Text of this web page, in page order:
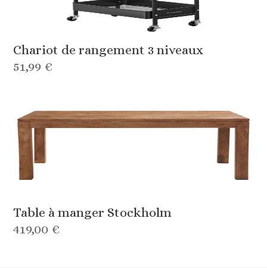
Chariot de rangement 3 niveaux
51,99 €
Table à manger Stockholm
419,00 €